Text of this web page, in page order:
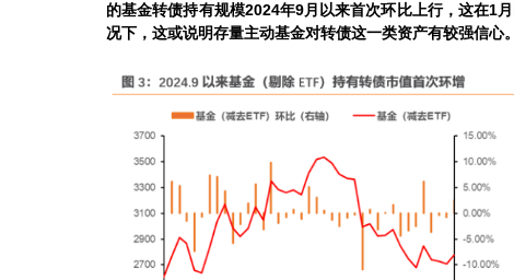
的基金转债持有规模2024年9月以来首次环比上行，这在1
况下，这或说明存量主动基金对转债这一类资产有较强信心。